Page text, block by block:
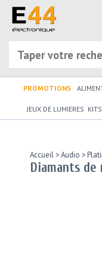
PROMOTIONS
JEUX DE LUMIERES
Accueil >Audio >
Diamants